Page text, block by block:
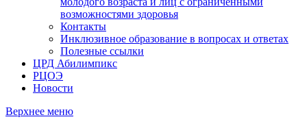
возможностями здоровья
Контакты
Инклюзивное образование в вопросах и ответах
Полезные ссылки
ЦРД Абилимпикс
РЦОЭ
Новости
Верхнее меню